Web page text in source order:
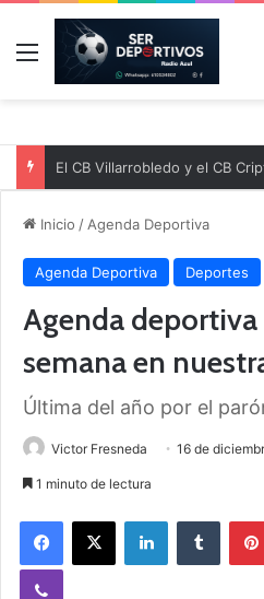
Menú
Inicio / Agenda Deportiva
Agenda Deportiva Deportes
Agenda
semana en
Última del año por el
Victor Fresneda 16 de
1 minuto de lectura